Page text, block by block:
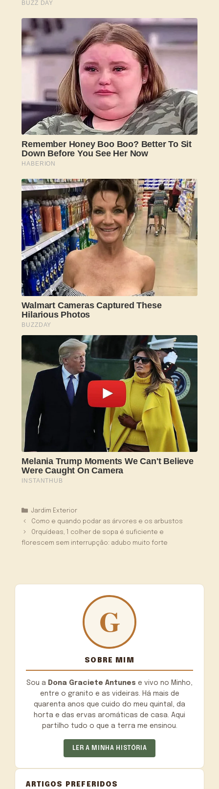
Categorias
Jardim Exterior
Como e quando podar as árvores e os arbustos
Orquídeas, 1 colher de sopa é suficiente e
florescem sem interrupção: adubo muito forte
SOBRE MIM
Sou a Dona Graciete Antunes e vivo no Minho,
entre o granito e as videiras. Há mais de
quarenta anos que cuido do meu quintal, da
horta e das ervas aromáticas de casa. Aqui
partilho tudo o que a terra me ensinou.
LER A MINHA HISTÓRIA
ARTIGOS PREFERIDOS